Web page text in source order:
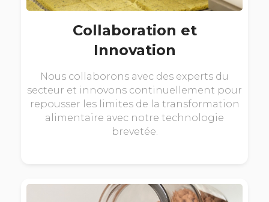
Collaboration et
Innovation
Nous collaborons avec des experts du
secteur et innovons continuellement pour
repousser les limites de la transformation
alimentaire avec notre technologie
brevetée.